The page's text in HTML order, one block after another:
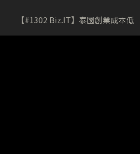
【#1302 Biz.IT】泰國創業成本